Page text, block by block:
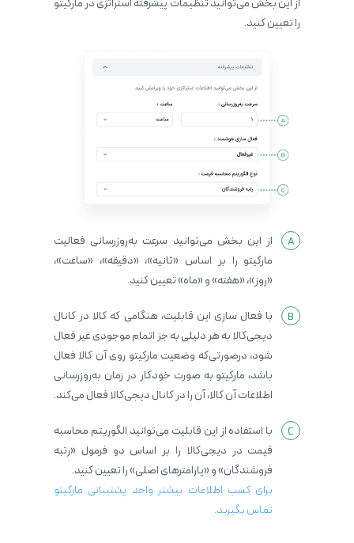
از این بخش می‌توانید تنظیمات پیشرفته استراتژی در مارکیتو
را تعیین کنید.
از این بخش می‌توانید سرعت به‌روزرسانی فعالیت
مارکیتو را بر اساس «ثانیه»، «دقیقه»، «ساعت»،
«روز»، «هفته» و «ماه» تعیین کنید.
با فعال سازی این قابلیت، هنگامی که کالا در کانال
دیجی‌کالا به هر دلیلی به جز اتمام موجودی غیر فعال
شود، درصورتی‌که وضعیت مارکیتو روی آن کالا فعال
باشد، مارکیتو به صورت خودکار در زمان به‌روزرسانی
اطلاعات آن کالا، آن را در کانال دیجی‌کالا فعال می‌کند.
با استفاده از این قابلیت می‌توانید الگوریتم محاسبه
قیمت در دیجی‌کالا را بر اساس دو فرمول «رتبه
فروشندگان» و «پارامترهای اصلی» را تعیین کنید.
برای کسب اطلاعات بیشتر واحد پشتیبانی مارکیتو
تماس بگیرید.